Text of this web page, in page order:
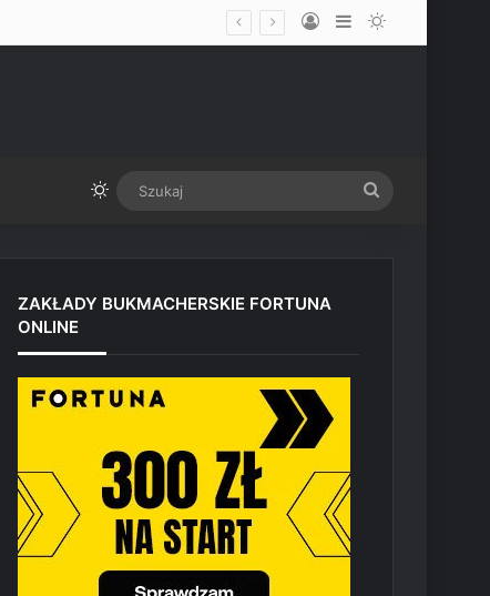
przed UFC Vegas Log InSidebarSwitch skin
Switch skin
ZAKŁADY BUKMACHERSKIE FORTUNA
ONLINE